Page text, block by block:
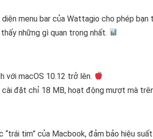
menu bar của Wattagio cho phép
những gì quan trọng nhất.
với macOS 10.12 trở lên.
đặt chỉ 18 MB, hoạt động mượt mà
“trái tim” của Macbook, đảm bảo hiệu